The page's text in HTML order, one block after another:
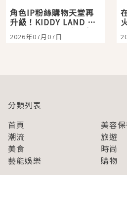
角色IP粉絲購物天堂再
升級！KIDDY LAND 原
宿店吉伊卡哇迎客，新
開幕 OMOKADO 店3分
2026年07月07日
分類列表
首頁
美容
潮流
旅遊
美食
時尚
藝能娛樂
購物